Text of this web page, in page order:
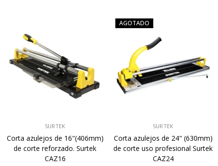
SURTEK
Corta azulejos de 16"(406mm)
de corte reforzado. Surtek
CAZ16
AGOTADO
SURTEK
Corta azulejos de 24" (630mm)
de corte uso profesional Surtek
CAZ24